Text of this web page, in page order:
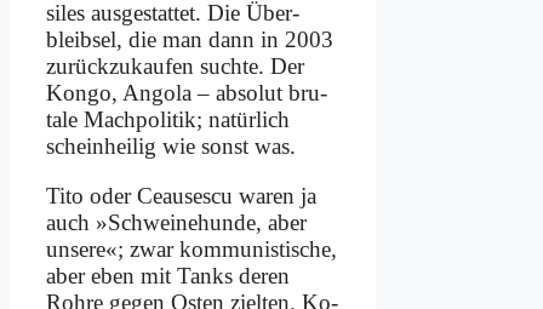
siles aus­ge­stat­tet. Die Über­
bleib­sel, die man dann in 2003
zu­rück­zu­kau­fen such­te. Der
Kon­go, An­go­la – ab­so­lut bru­
ta­le Mach­po­li­tik; na­tür­lich
schein­hei­lig wie sonst was.
Ti­to oder Ceau­ses­cu wa­ren ja
auch »Schwei­ne­hun­de, aber
un­se­re«; zwar kom­mu­ni­sti­sche,
aber eben mit Tanks de­ren
Roh­re ge­gen Osten ziel­ten. Ko­